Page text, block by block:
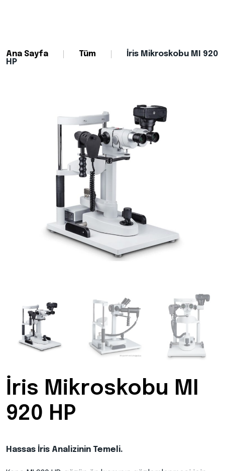
Ana Sayfa Tüm
İris Mikroskobu MI 920
HP
İris Mikroskobu MI
920 HP
Hassas İris Analizinin Temeli.